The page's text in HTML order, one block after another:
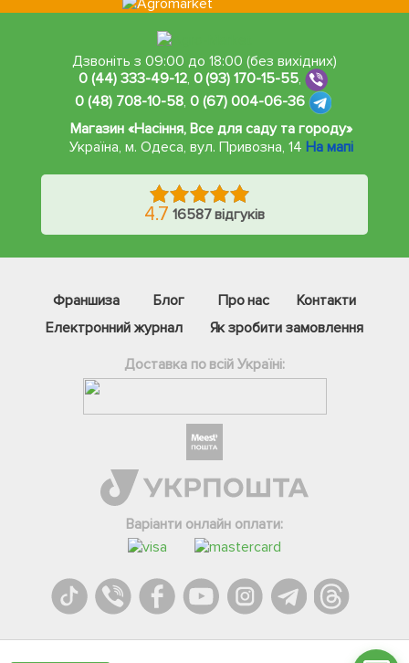
Дзвоніть з 09:00 до 18:00 (без вихідних)
0 (44) 333-49-12, 0 (93) 170-15-55,
0 (48) 708-10-58, 0 (67) 004-06-36
Магазин «Насіння, Все для саду та городу»
Україна, м. Одеса,вул. Привозна, 14 На мапі
4.7 16587 відгуків
Франшиза Блог Про нас
Контакти
Електронний журнал
Як зробити замовлення
Доставка по всій Україні:
Варіанти онлайн оплати:
Телеграм
Вайбер
Онлайн чат